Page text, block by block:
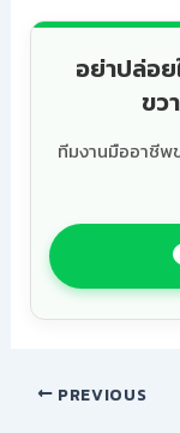
อย่าปล่อย
ขว
ทีมงานมืออาชี
PREVIOUS